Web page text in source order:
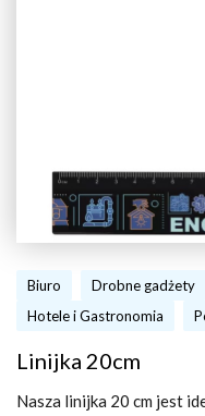
Biuro Drobne gadżety
Hotele i Gastronomia
Linijka 20cm
Nasza linijka 20 cm jest